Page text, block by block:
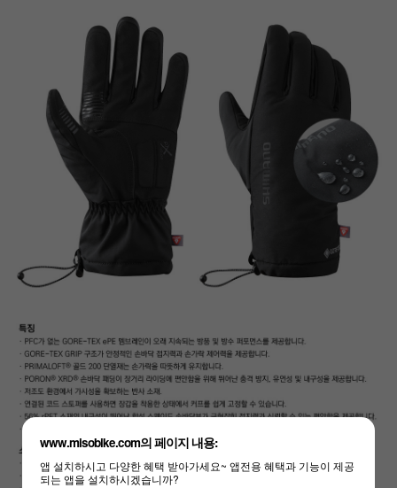
www.misobike.com의 페이지 내용:
앱 설치하시고 다양한 혜택 받아가세요~ 앱전용 혜택과 기능이 제공
되는 앱을 설치하시겠습니까?